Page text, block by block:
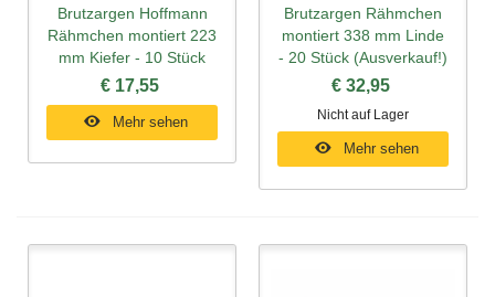
Brutzargen Hoffmann
Rähmchen montiert 223
mm Kiefer - 10 Stück
€ 17,55
Mehr sehen
Brutzargen Rähmchen
montiert 338 mm Linde
- 20 Stück (Ausverkauf!)
€ 32,95
Nicht auf Lager
Mehr sehen